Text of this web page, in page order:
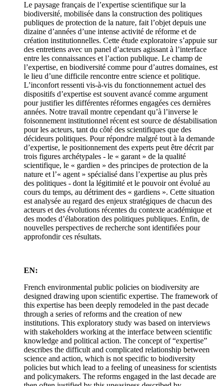
Le paysage français de l’expertise scientifique sur la
biodiversité, mobilisée dans la construction des politiques
publiques de protection de la nature, fait l’objet depuis une
dizaine d’années d’une intense activité de réforme et de
création institutionnelles. Cette étude exploratoire s’appuie sur
des entretiens avec un panel d’acteurs agissant à l’interface
entre les connaissances et l’action publique. Le champ de
l’expertise, en biodiversité comme pour d’autres domaines, est
le lieu d’une difficile rencontre entre science et politique.
L’inconfort ressenti vis-à-vis du fonctionnement actuel des
dispositifs d’expertise est souvent avancé comme argument
pour justifier les différentes réformes engagées ces dernières
années. Notre travail montre cependant qu’à l’inverse le
foisonnement institutionnel récent est source de déstabilisation
pour les acteurs, tant du côté des scientifiques que des
décideurs politiques. Pour répondre malgré tout à la demande
d’expertise, le positionnement des experts peut être décrit par
trois figures archétypales - le « garant » de la qualité
scientifique, le « gardien » des principes de protection de la
nature et l’« agent » spécialisé dans l’expertise au plus près
des politiques - dont la légitimité et le pouvoir ont évolué au
cours du temps, au détriment des « gardiens ». Cette situation
est analysée au regard des enjeux stratégiques de chacun des
acteurs et des évolutions récentes du contexte académique et
des modes d’élaboration des politiques publiques. Enfin, de
nouvelles perspectives de recherche sont identifiées pour
approfondir ces résultats.
EN:
French environmental public policies on biodiversity are
designed drawing upon scientific expertise. The framework of
this expertise has been deeply remodeled in the past decade
through a series of reforms and the creation of new
institutions. This exploratory study was based on interviews
with stakeholders working at the interface between scientific
knowledge and political action. The concept of “expertise”
describes the difficult and complicated relationship between
science and action, which is not specific to biodiversity
policies but which lead to a feeling of uneasiness for scientists
and policymakers. The reforms engaged in the last decade are